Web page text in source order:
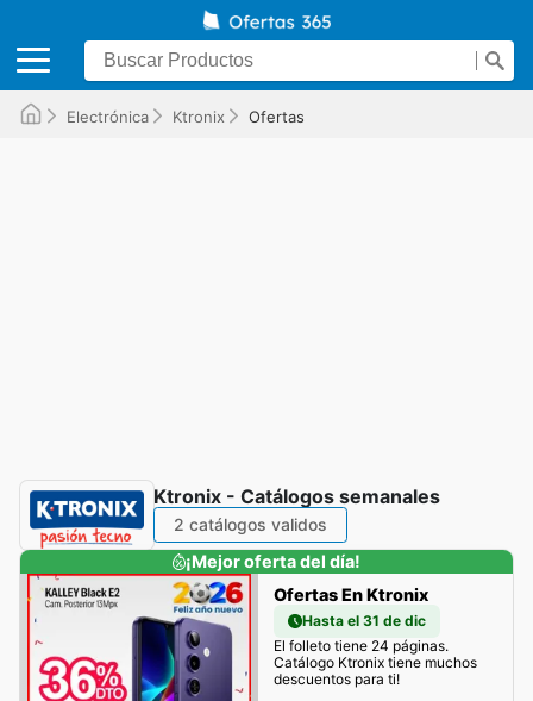
Electrónica Ktronix Ofertas
Ktronix - Catálogos semanales
2 catálogos validos
¡Mejor oferta del día!
Ofertas En Ktronix
Hasta el 31 de dic
El folleto tiene 24 páginas.
Catálogo Ktronix tiene muchos
descuentos para ti!